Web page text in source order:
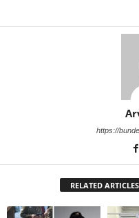
https://
RELATED ARTICLES